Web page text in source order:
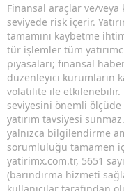
Finansal araçlar ve/
seviyede risk içerir.
tamamını kaybetme
tür işlemler tüm
piyasaları; finansal
düzenleyici kurumların
volatilite ile etkilenebilir.
seviyesini önemli
yatırım tavsiyesi
yalnızca bilgilendirme
sorumluluğu tamamen
yatirimx.com.tr, 5651
(barındırma hizmeti
kullanıcılar tarafından